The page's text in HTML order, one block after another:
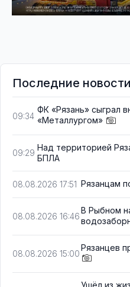
Последние новости
09:34
ФК «Рязань» сыграл
«Металлургом»
09:29
Над территорией
БПЛА
08.08.2026 17:51 Рязанцам
08.08.2026 16:46
В Рыбном
08.08.2026 15:00
Рязанцев